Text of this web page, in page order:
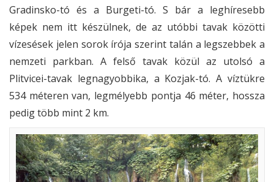
Gradinsko-tó és a Burgeti-tó. S bár a leghíresebb
képek nem itt készülnek, de az utóbbi tavak közötti
vízesések jelen sorok írója szerint talán a legszebbek a
nemzeti parkban. A felső tavak közül az utolsó a
Plitvicei-tavak legnagyobbika, a Kozjak-tó. A víztükre
534 méteren van, legmélyebb pontja 46 méter, hossza
pedig több mint 2 km.